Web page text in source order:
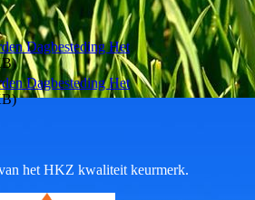
Dagbesteding Het
Dagbesteding Het
het HKZ kwaliteit keurmerk.